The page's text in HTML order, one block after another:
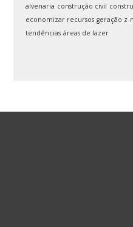
alvenaria construção civil
economizar recursos geração z
tendências áreas de lazer